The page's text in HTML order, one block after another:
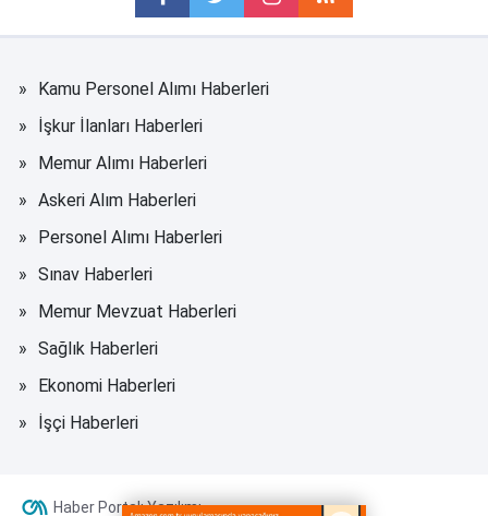
Kamu Personel Alımı Haberleri
İşkur İlanları Haberleri
Memur Alımı Haberleri
Askeri Alım Haberleri
Personel Alımı Haberleri
Sınav Haberleri
Memur Mevzuat Haberleri
Sağlık Haberleri
Ekonomi Haberleri
İşçi Haberleri
Haber Portalı Yazılımı